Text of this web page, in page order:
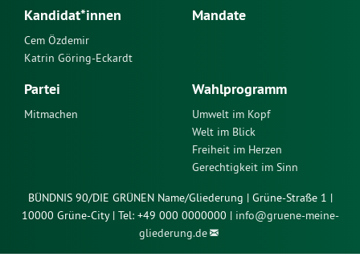
Kandidat*innen
Cem Özdemir
Katrin Göring-Eckardt
Mandate
Partei
Mitmachen
Wahlprogramm
Umwelt im Kopf
Welt im Blick
Freiheit im Herzen
Gerechtigkeit im Sinn
BÜNDNIS 90/DIE GRÜNEN Name/Gliederung | Grüne-Straße 1 |
10000 Grüne-City | Tel: +49 000 0000000 | info@gruene-meine-
gliederung.de